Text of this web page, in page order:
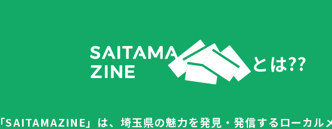
とは??
「SAITAMAZINE」は、埼玉県の魅力を発見・発信するローカル